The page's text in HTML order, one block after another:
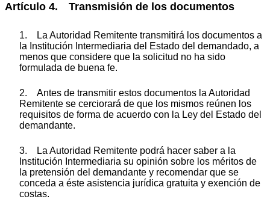
Artículo 4. Transmisión de los documentos
1. La Autoridad Remitente transmitirá los documentos a
la Institución Intermediaria del Estado del demandado, a
menos que considere que la solicitud no ha sido
formulada de buena fe.
2. Antes de transmitir estos documentos la Autoridad
Remitente se cerciorará de que los mismos reúnen los
requisitos de forma de acuerdo con la Ley del Estado del
demandante.
3. La Autoridad Remitente podrá hacer saber a la
Institución Intermediaria su opinión sobre los méritos de
la pretensión del demandante y recomendar que se
conceda a éste asistencia jurídica gratuita y exención de
costas.